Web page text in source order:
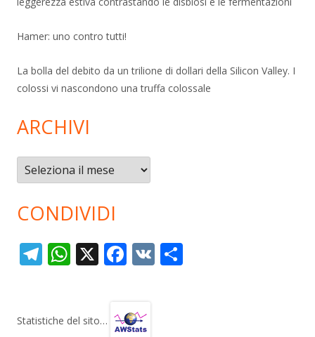
Hamer: uno contro tutti!
La bolla del debito da un trilione di dollari della Silicon Valley. I
colossi vi nascondono una truffa colossale
ARCHIVI
Archivi
CONDIVIDI
T
el
gr
W
h
s
X F
ac
b
V
K
Statistiche del sito…